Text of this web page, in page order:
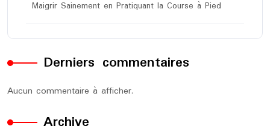
Maigrir Sainement en Pratiquant la Course à Pied
Derniers commentaires
Aucun commentaire à afficher.
Archive